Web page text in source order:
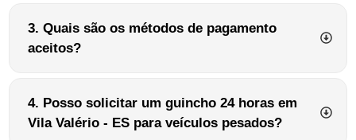
3. Quais são os métodos de pagamento
aceitos?
4. Posso solicitar um guincho 24 horas em
Vila Valério - ES para veículos pesados?